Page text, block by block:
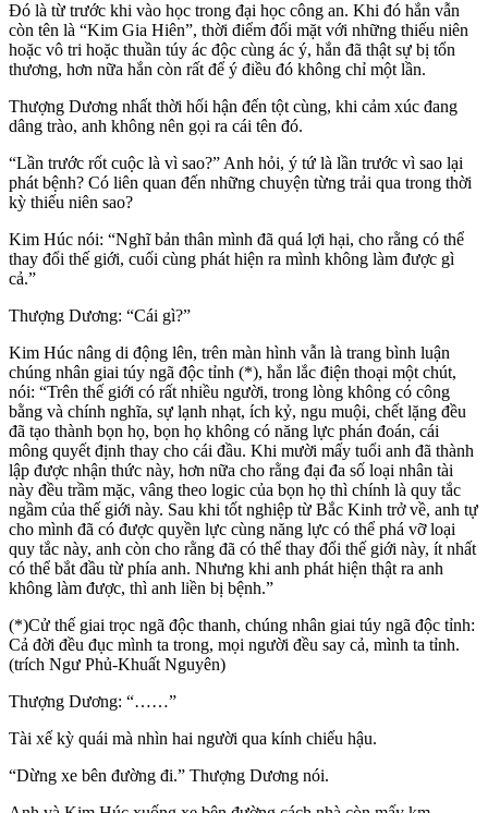
Đó là từ trước khi vào học trong đại học công an. Khi đó hắn vẫn
còn tên là “Kim Gia Hiên”, thời điểm đối mặt với những thiếu niên
hoặc vô tri hoặc thuần túy ác độc cùng ác ý, hắn đã thật sự bị tổn
thương, hơn nữa hắn còn rất để ý điều đó không chỉ một lần.
Thượng Dương nhất thời hối hận đến tột cùng, khi cảm xúc đang
dâng trào, anh không nên gọi ra cái tên đó.
“Lần trước rốt cuộc là vì sao?” Anh hỏi, ý tứ là lần trước vì sao lại
phát bệnh? Có liên quan đến những chuyện từng trải qua trong thời
kỳ thiếu niên sao?
Kim Húc nói: “Nghĩ bản thân mình đã quá lợi hại, cho rằng có thể
thay đổi thế giới, cuối cùng phát hiện ra mình không làm được gì
cả.”
Thượng Dương: “Cái gì?”
Kim Húc nâng di động lên, trên màn hình vẫn là trang bình luận
chúng nhân giai túy ngã độc tỉnh (*), hắn lắc điện thoại một chút,
nói: “Trên thế giới có rất nhiều người, trong lòng không có công
bằng và chính nghĩa, sự lạnh nhạt, ích kỷ, ngu muội, chết lặng đều
đã tạo thành bọn họ, bọn họ không có năng lực phán đoán, cái
mông quyết định thay cho cái đầu. Khi mười mấy tuổi anh đã thành
lập được nhận thức này, hơn nữa cho rằng đại đa số loại nhân tài
này đều trầm mặc, vâng theo logic của bọn họ thì chính là quy tắc
ngầm của thế giới này. Sau khi tốt nghiệp từ Bắc Kinh trở về, anh tự
cho mình đã có được quyền lực cùng năng lực có thể phá vỡ loại
quy tắc này, anh còn cho rằng đã có thể thay đổi thế giới này, ít nhất
có thể bắt đầu từ phía anh. Nhưng khi anh phát hiện thật ra anh
không làm được, thì anh liền bị bệnh.”
(*)Cử thế giai trọc ngã độc thanh, chúng nhân giai túy ngã độc tỉnh:
Cả đời đều đục mình ta trong, mọi người đều say cả, mình ta tỉnh.
(trích Ngư Phủ-Khuất Nguyên)
Thượng Dương: “……”
Tài xế kỳ quái mà nhìn hai người qua kính chiếu hậu.
“Dừng xe bên đường đi.” Thượng Dương nói.